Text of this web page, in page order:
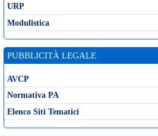
URP
Modulistica
PUBBLICITÀ LEGALE
AVCP
Normativa PA
Elenco Siti Tematici